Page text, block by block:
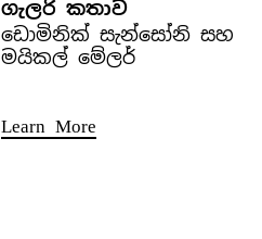
ගැලරි කතාව
ඩොමිනික් සැන්සෝනි සහ
මයිකල් මේලර්
Learn More